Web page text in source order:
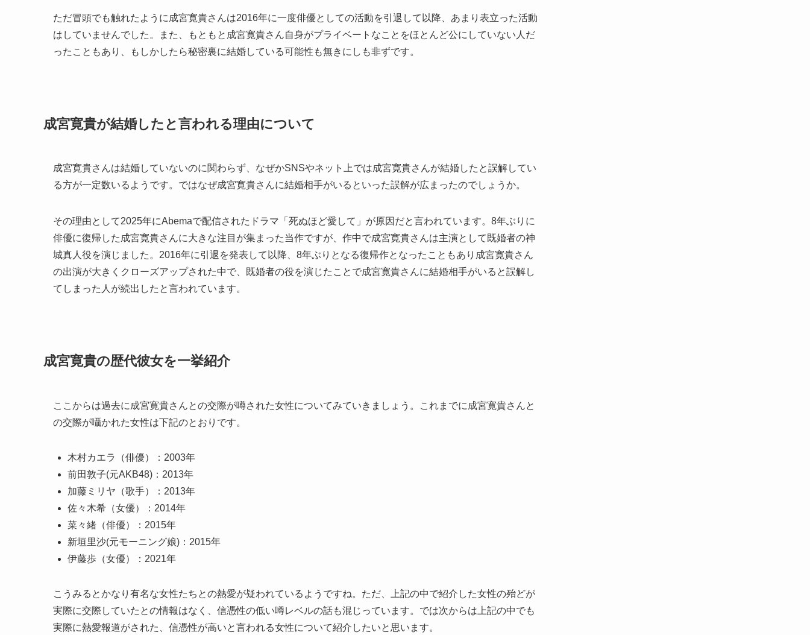
ただ冒頭でも触れたように成宮寛貴さんは2016年に一度俳優としての活動を引退して以降、あまり表立った活動
はしていませんでした。また、もともと成宮寛貴さん自身がプライベートなことをほとんど公にしていない人だ
ったこともあり、もしかしたら秘密裏に結婚している可能性も無きにしも非ずです。
成宮寛貴が結婚したと言われる理由について
成宮寛貴さんは結婚していないのに関わらず、なぜかSNSやネット上では成宮寛貴さんが結婚したと誤解してい
る方が一定数いるようです。ではなぜ成宮寛貴さんに結婚相手がいるといった誤解が広まったのでしょうか。
その理由として2025年にAbemaで配信されたドラマ「死ぬほど愛して」が原因だと言われています。8年ぶりに
俳優に復帰した成宮寛貴さんに大きな注目が集まった当作ですが、作中で成宮寛貴さんは主演として既婚者の神
城真人役を演じました。2016年に引退を発表して以降、8年ぶりとなる復帰作となったこともあり成宮寛貴さん
の出演が大きくクローズアップされた中で、既婚者の役を演じたことで成宮寛貴さんに結婚相手がいると誤解し
てしまった人が続出したと言われています。
成宮寛貴の歴代彼女を一挙紹介
ここからは過去に成宮寛貴さんとの交際が噂された女性についてみていきましょう。これまでに成宮寛貴さんと
の交際が囁かれた女性は下記のとおりです。
木村カエラ（俳優）：2003年
前田敦子(元AKB48)：2013年
加藤ミリヤ（歌手）：2013年
佐々木希（女優）：2014年
菜々緒（俳優）：2015年
新垣里沙(元モーニング娘)：2015年
伊藤歩（女優）：2021年
こうみるとかなり有名な女性たちとの熱愛が疑われているようですね。ただ、上記の中で紹介した女性の殆どが
実際に交際していたとの情報はなく、信憑性の低い噂レベルの話も混じっています。では次からは上記の中でも
実際に熱愛報道がされた、信憑性が高いと言われる女性について紹介したいと思います。